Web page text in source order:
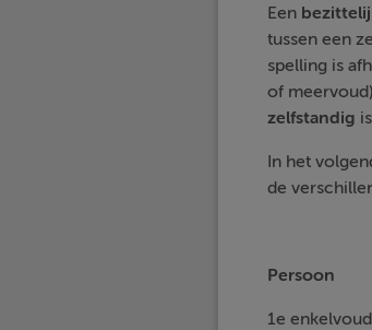
Een
tussen een
spelling is
of
zelfstandig
In het
de
Persoon
1e